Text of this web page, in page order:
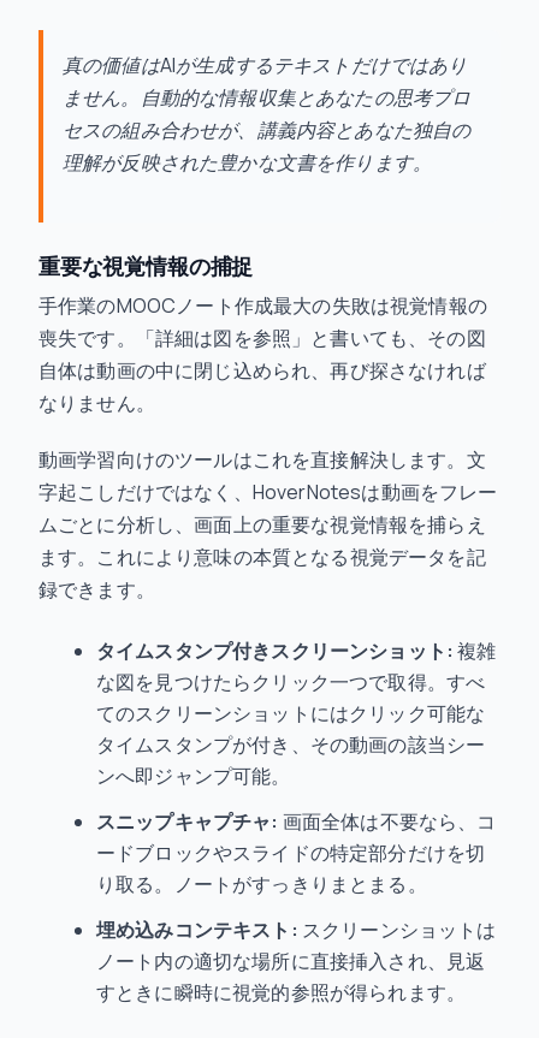
真の価値はAIが生成するテキストだけではあり
ません。自動的な情報収集とあなたの思考プロ
セスの組み合わせが、講義内容とあなた独自の
理解が反映された豊かな文書を作ります。
重要な視覚情報の捕捉
手作業のMOOCノート作成最大の失敗は視覚情報の
喪失です。「詳細は図を参照」と書いても、その図
自体は動画の中に閉じ込められ、再び探さなければ
なりません。
動画学習向けのツールはこれを直接解決します。文
字起こしだけではなく、HoverNotesは動画をフレー
ムごとに分析し、画面上の重要な視覚情報を捕らえ
ます。これにより意味の本質となる視覚データを記
録できます。
タイムスタンプ付きスクリーンショット: 複雑
な図を見つけたらクリック一つで取得。すべ
てのスクリーンショットにはクリック可能な
タイムスタンプが付き、その動画の該当シー
ンへ即ジャンプ可能。
スニップキャプチャ: 画面全体は不要なら、コ
ードブロックやスライドの特定部分だけを切
り取る。ノートがすっきりまとまる。
埋め込みコンテキスト: スクリーンショットは
ノート内の適切な場所に直接挿入され、見返
すときに瞬時に視覚的参照が得られます。